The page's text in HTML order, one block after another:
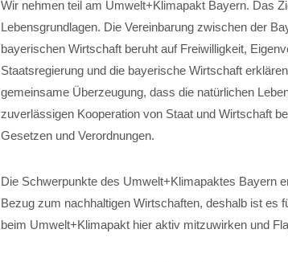
Wir nehmen teil am Umwelt+Klimapakt Bayern. Das
Lebensgrundlagen. Die Vereinbarung zwischen der
bayerischen Wirtschaft beruht auf Freiwilligkeit,
Staatsregierung und die bayerische Wirtschaft
gemeinsame Überzeugung, dass die natürlichen
zuverlässigen Kooperation von Staat und Wirtschaft
Gesetzen und Verordnungen.
Die Schwerpunkte des Umwelt+Klimapaktes Bayern
Bezug zum nachhaltigen Wirtschaften, deshalb ist es
beim Umwelt+Klimapakt hier aktiv mitzuwirken und